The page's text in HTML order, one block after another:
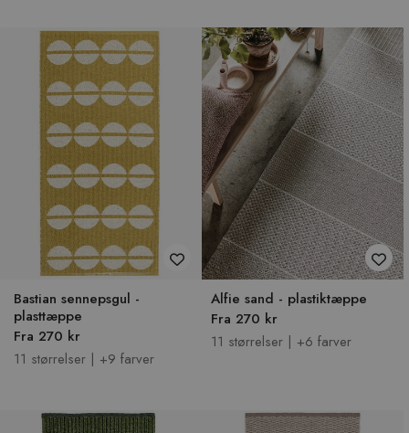
Bastian sennepsgul -
plasttæppe
Fra 270 kr
11 størrelser | +9 farver
Alfie sand - plastiktæppe
Fra 270 kr
11 størrelser | +6 farver